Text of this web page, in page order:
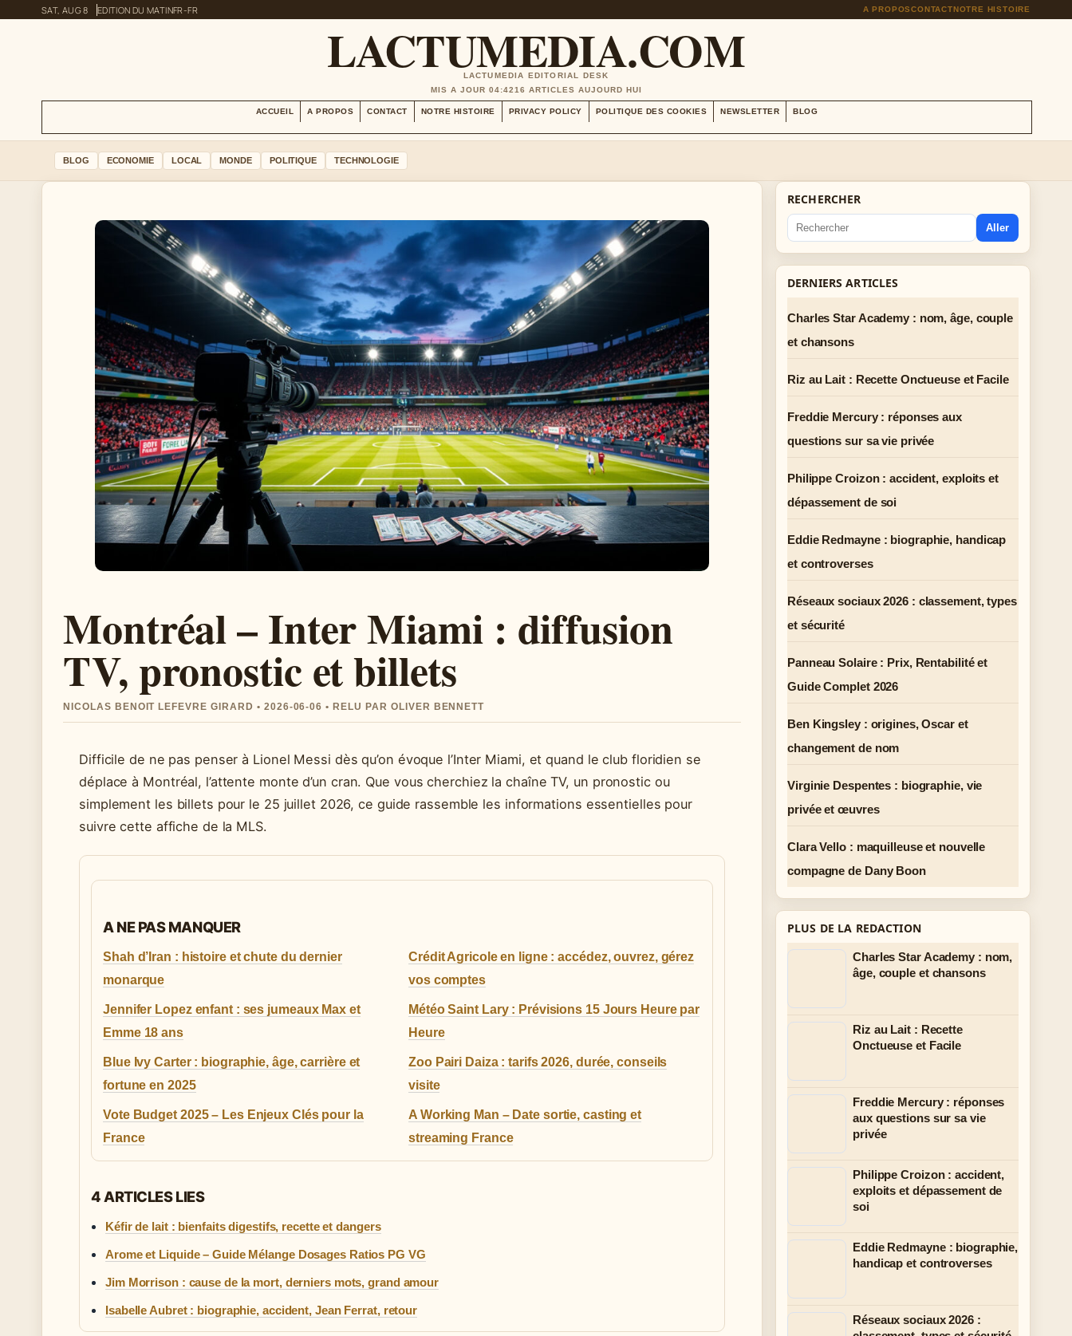
SAT, AUG 8 EDITION DU MATINFR-FR A PROPOSCONTACTNOTRE HISTOIRE
LACTUMEDIA.COM
LACTUMEDIA EDITORIAL DESK
MIS A JOUR 04:4216 ARTICLES AUJOURD HUI
ACCUEIL A PROPOS CONTACT NOTRE HISTOIRE PRIVACY POLICY POLITIQUE DES COOKIES NEWSLETTER BLOG
BLOG ECONOMIE LOCAL MONDE POLITIQUE TECHNOLOGIE
Montréal – Inter Miami : diffusion
TV, pronostic et billets
NICOLAS BENOIT LEFEVRE GIRARD • 2026-06-06 • RELU PAR OLIVER BENNETT
Difficile de ne pas penser à Lionel Messi dès qu’on évoque l’Inter Miami, et quand le club floridien se
déplace à Montréal, l’attente monte d’un cran. Que vous cherchiez la chaîne TV, un pronostic ou
simplement les billets pour le 25 juillet 2026, ce guide rassemble les informations essentielles pour
suivre cette affiche de la MLS.
A NE PAS MANQUER
Shah d’Iran : histoire et chute du dernier
monarque
Crédit Agricole en ligne : accédez, ouvrez, gérez
vos comptes
Jennifer Lopez enfant : ses jumeaux Max et
Emme 18 ans
Météo Saint Lary : Prévisions 15 Jours Heure par
Heure
Blue Ivy Carter : biographie, âge, carrière et
fortune en 2025
Zoo Pairi Daiza : tarifs 2026, durée, conseils
visite
Vote Budget 2025 – Les Enjeux Clés pour la
France
A Working Man – Date sortie, casting et
streaming France
4 ARTICLES LIES
Kéfir de lait : bienfaits digestifs, recette et dangers
Arome et Liquide – Guide Mélange Dosages Ratios PG VG
Jim Morrison : cause de la mort, derniers mots, grand amour
Isabelle Aubret : biographie, accident, Jean Ferrat, retour
RECHERCHER
Aller
DERNIERS ARTICLES
Charles Star Academy : nom, âge, couple
et chansons
Riz au Lait : Recette Onctueuse et Facile
Freddie Mercury : réponses aux
questions sur sa vie privée
Philippe Croizon : accident, exploits et
dépassement de soi
Eddie Redmayne : biographie, handicap
et controverses
Réseaux sociaux 2026 : classement, types
et sécurité
Panneau Solaire : Prix, Rentabilité et
Guide Complet 2026
Ben Kingsley : origines, Oscar et
changement de nom
Virginie Despentes : biographie, vie
privée et œuvres
Clara Vello : maquilleuse et nouvelle
compagne de Dany Boon
PLUS DE LA REDACTION
Charles Star Academy : nom,
âge, couple et chansons
Riz au Lait : Recette
Onctueuse et Facile
Freddie Mercury : réponses
aux questions sur sa vie
privée
Philippe Croizon : accident,
exploits et dépassement de
soi
Eddie Redmayne : biographie,
handicap et controverses
Réseaux sociaux 2026 :